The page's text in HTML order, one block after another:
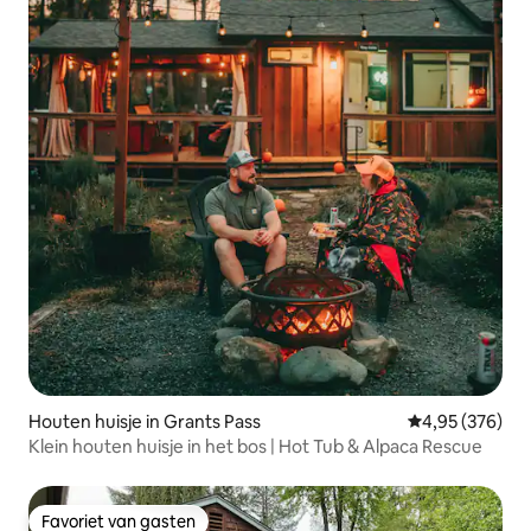
Houten huisje in Grants Pass Gemiddelde
4,95 (376)
Klein houten huisje in het bos | Hot Tub & Alpaca Rescue
Favoriet van gasten